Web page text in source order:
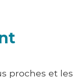
proches et